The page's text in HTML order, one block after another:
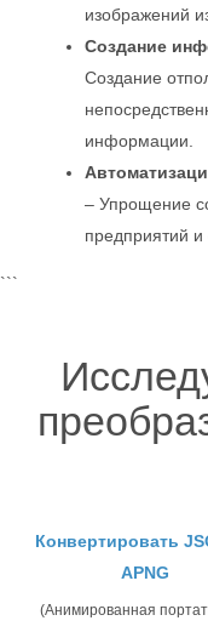
изображений
Создание
Создание
информации.
– Упрощение
предприятий
```
Конвертировать
APNG
(Анимированная